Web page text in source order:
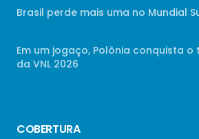
Brasil perde mais uma no Mundial
Em um jogaço, Polônia conquista
da VNL 2026
COBERTURA